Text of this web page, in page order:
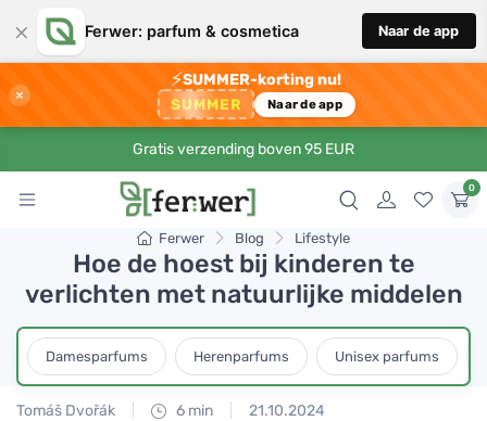
× Ferwer: parfum & cosmetica Naar de app
×
⚡SUMMER-korting nu!
SUMMER Naar de app
Gratis verzending boven 95 EUR
0
Ferwer Blog Lifestyle
Hoe de hoest bij kinderen te
verlichten met natuurlijke middelen
Damesparfums Herenparfums Unisex parfums
Tomáš Dvořák 6 min 21.10.2024